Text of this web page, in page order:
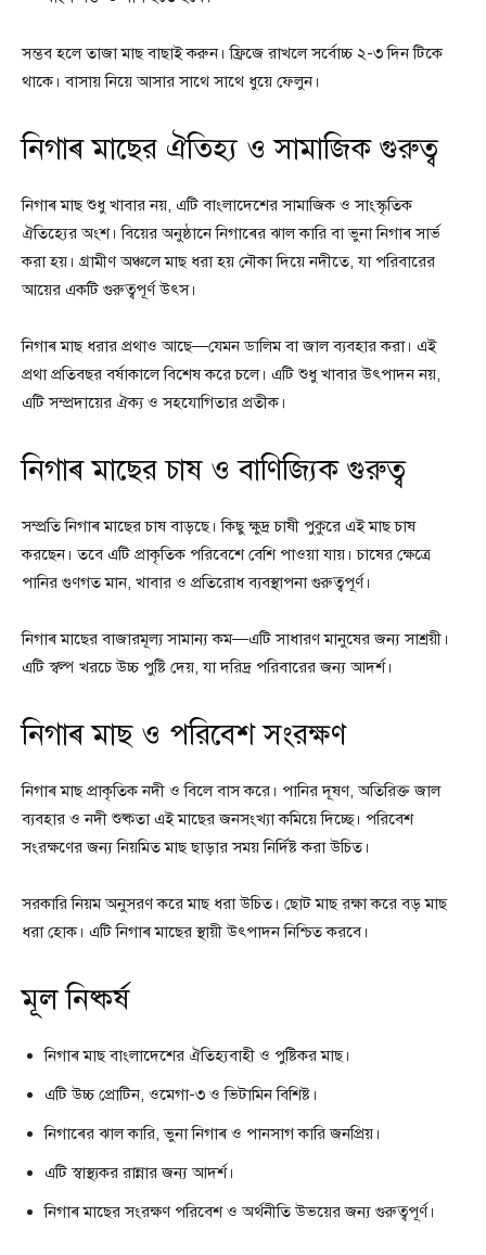
সম্ভব হলে তাজা মাছ বাছাই করুন। ফ্রিজে রাখলে সর্বোচ্চ ২-৩ দিন টিকে
থাকে। বাসায় নিয়ে আসার সাথে সাথে ধুয়ে ফেলুন।
নিগাৰ মাছের ঐতিহ্য ও সামাজিক গুরুত্ব
নিগাৰ মাছ শুধু খাবার নয়, এটি বাংলাদেশের সামাজিক ও সাংস্কৃতিক
ঐতিহ্যের অংশ। বিয়ের অনুষ্ঠানে নিগাৰের ঝাল কারি বা ভুনা নিগাৰ সার্ভ
করা হয়। গ্রামীণ অঞ্চলে মাছ ধরা হয় নৌকা দিয়ে নদীতে, যা পরিবারের
আয়ের একটি গুরুত্বপূর্ণ উৎস।
নিগাৰ মাছ ধরার প্রথাও আছে—যেমন ডালিম বা জাল ব্যবহার করা। এই
প্রথা প্রতিবছর বর্ষাকালে বিশেষ করে চলে। এটি শুধু খাবার উৎপাদন নয়,
এটি সম্প্রদায়ের ঐক্য ও সহযোগিতার প্রতীক।
নিগাৰ মাছের চাষ ও বাণিজ্যিক গুরুত্ব
সম্প্রতি নিগাৰ মাছের চাষ বাড়ছে। কিছু ক্ষুদ্র চাষী পুকুরে এই মাছ চাষ
করছেন। তবে এটি প্রাকৃতিক পরিবেশে বেশি পাওয়া যায়। চাষের ক্ষেত্রে
পানির গুণগত মান, খাবার ও প্রতিরোধ ব্যবস্থাপনা গুরুত্বপূর্ণ।
নিগাৰ মাছের বাজারমূল্য সামান্য কম—এটি সাধারণ মানুষের জন্য সাশ্রয়ী।
এটি স্বল্প খরচে উচ্চ পুষ্টি দেয়, যা দরিদ্র পরিবারের জন্য আদর্শ।
নিগাৰ মাছ ও পরিবেশ সংরক্ষণ
নিগাৰ মাছ প্রাকৃতিক নদী ও বিলে বাস করে। পানির দূষণ, অতিরিক্ত জাল
ব্যবহার ও নদী শুষ্কতা এই মাছের জনসংখ্যা কমিয়ে দিচ্ছে। পরিবেশ
সংরক্ষণের জন্য নিয়মিত মাছ ছাড়ার সময় নির্দিষ্ট করা উচিত।
সরকারি নিয়ম অনুসরণ করে মাছ ধরা উচিত। ছোট মাছ রক্ষা করে বড় মাছ
ধরা হোক। এটি নিগাৰ মাছের স্থায়ী উৎপাদন নিশ্চিত করবে।
মূল নিষ্কর্ষ
নিগাৰ মাছ বাংলাদেশের ঐতিহ্যবাহী ও পুষ্টিকর মাছ।
এটি উচ্চ প্রোটিন, ওমেগা-৩ ও ভিটামিন বিশিষ্ট।
নিগাৰের ঝাল কারি, ভুনা নিগাৰ ও পানসাগ কারি জনপ্রিয়।
এটি স্বাস্থ্যকর রান্নার জন্য আদর্শ।
নিগাৰ মাছের সংরক্ষণ পরিবেশ ও অর্থনীতি উভয়ের জন্য গুরুত্বপূর্ণ।